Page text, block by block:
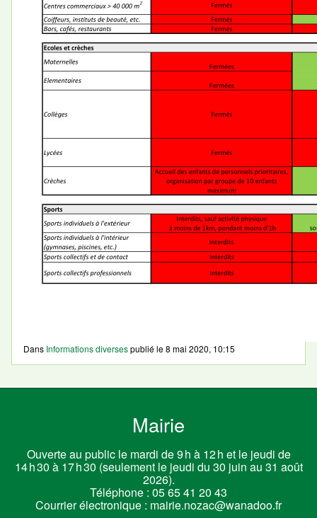
Dans Informations diversespublié le8 mai 2020, 10:15
Mairie
Ouverte au public le mardi de 9 h à 12 h et le jeudi de
14 h 30 à 17 h 30 (seulement le jeudi du 30 juin au 31 août
2026).
Téléphone : 05 65 41 20 43
Courrier électronique : mairie.nozac@wanadoo.fr